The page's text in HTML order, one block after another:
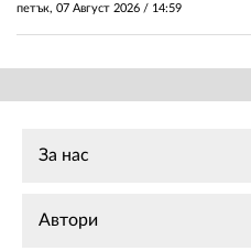
петък, 07 Август 2026 / 14:59
За нас
Автори